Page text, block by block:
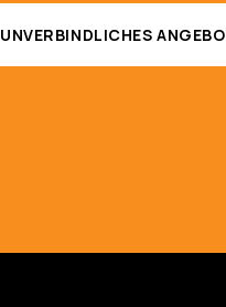
UNVERBINDLICHES